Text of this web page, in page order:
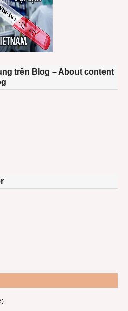
trên Blog – About content